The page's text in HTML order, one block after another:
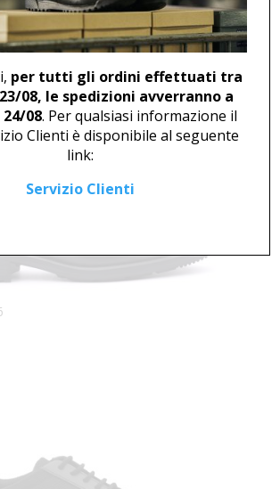
per tutti gli ordini effettuati tra
08, le spedizioni avverranno a
08. Per qualsiasi informazione il
Clienti è disponibile al seguente
link:
Servizio Clienti